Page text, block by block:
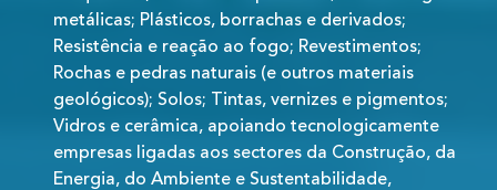
metálicas; Plásticos, borrachas e derivados;
Resistência e reação ao fogo; Revestimentos;
Rochas e pedras naturais (e outros materiais
geológicos); Solos; Tintas, vernizes e pigmentos;
Vidros e cerâmica, apoiando tecnologicamente
empresas ligadas aos sectores da Construção, da
Energia, do Ambiente e Sustentabilidade,